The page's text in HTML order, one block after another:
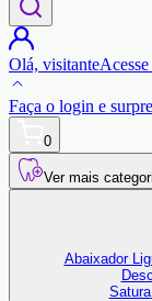
Olá, visitante
Faça o login e
0
Ver mais
Abaixador
Satura